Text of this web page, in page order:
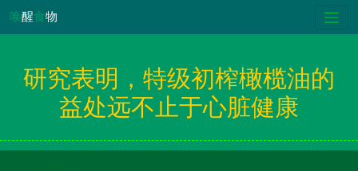
唤醒食物
研究表明，特级初榨橄榄油的
益处远不止于心脏健康